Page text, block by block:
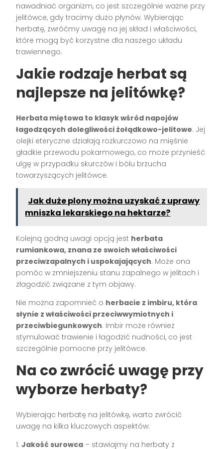
nawadniać organizm, co jest szczególnie ważne przy
jelitówce, gdy tracimy dużo płynów. Wybierając
herbatę, zwróćmy uwagę na jej skład i właściwości,
które mogą być korzystne dla naszego układu
trawiennego.
Jakie rodzaje herbat są
najlepsze na jelitówkę?
Herbata miętowa to klasyk wśród napojów
łagodzących dolegliwości żołądkowo-jelitowe. Jej
olejki eteryczne działają rozkurczowo na mięśnie
gładkie przewodu pokarmowego, co może przynieść
ulgę w przypadku skurczów i bólu brzucha
towarzyszących jelitówce.
Jak duże plony można uzyskać z uprawy
mniszka lekarskiego na hektarze?
Kolejną godną uwagi opcją jest herbata
rumiankowa, znana ze swoich właściwości
przeciwzapalnych i uspokajających. Może ona
pomóc w zmniejszeniu stanu zapalnego w jelitach i
złagodzić związane z tym objawy.
Nie można zapomnieć o herbacie z imbiru, która
słynie z właściwości przeciwwymiotnych i
przeciwbiegunkowych. Imbir może również
stymulować trawienie i łagodzić nudności, co jest
szczególnie pomocne przy jelitówce.
Na co zwrócić uwagę przy
wyborze herbaty?
Wybierając herbatę na jelitówkę, warto zwrócić
uwagę na kilka kluczowych aspektów:
1.Jakość surowca – stawiajmy na herbaty z